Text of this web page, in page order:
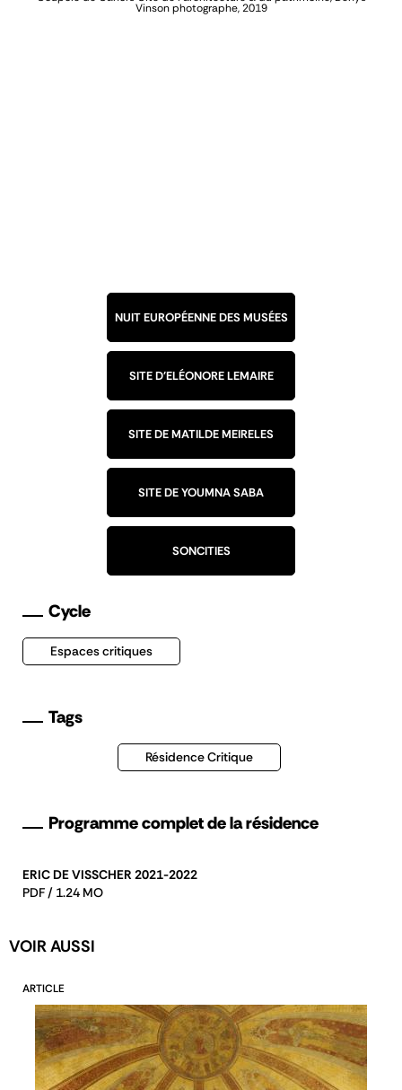
Vinson photographe, 2019
NUIT EUROPÉENNE DES MUSÉES
SITE D'ELÉONORE LEMAIRE
SITE DE MATILDE MEIRELES
SITE DE YOUMNA SABA
SONCITIES
Cycle
Espaces critiques
Tags
Résidence Critique
Programme complet de la résidence
ERIC DE VISSCHER 2021-2022
PDF / 1.24 MO
VOIR AUSSI
ARTICLE